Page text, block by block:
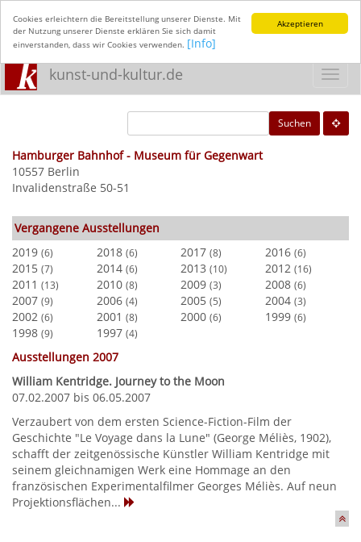
Akzeptieren
Cookies erleichtern die Bereitstellung unserer Dienste. Mit
der Nutzung unserer Dienste erklären Sie sich damit
einverstanden, dass wir Cookies verwenden. [Info]
kunst-und-kultur.de
Suchen
Hamburger Bahnhof - Museum für Gegenwart
10557 Berlin
Invalidenstraße 50-51
Vergangene Ausstellungen
2019 (6) 2018 (6) 2017 (8) 2016 (6)
2015 (7) 2014 (6) 2013 (10) 2012 (16)
2011 (13) 2010 (8) 2009 (3) 2008 (6)
2007 (9) 2006 (4) 2005 (5) 2004 (3)
2002 (6) 2001 (8) 2000 (6) 1999 (6)
1998 (9) 1997 (4)
Ausstellungen 2007
William Kentridge. Journey to the Moon
07.02.2007 bis 06.05.2007
Verzaubert von dem ersten Science-Fiction-Film der
Geschichte "Le Voyage dans la Lune" (George Méliès, 1902),
schafft der zeitgenössische Künstler William Kentridge mit
seinem gleichnamigen Werk eine Hommage an den
französischen Experimentalfilmer Georges Méliès. Auf neun
Projektionsflächen...